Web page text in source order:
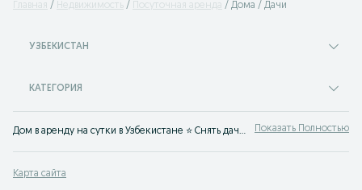
Главная Недвижимость Посуточная аренда Дома / Дачи
УЗБЕКИСТАН
КАТЕГОРИЯ
Дом в аренду на сутки в Узбекистане ⭐ Снять дачу на выходные недорого ✅ Выбор домов и дач суточно без посредников на OLX Узбекистан! Показать Полностью
Карта сайта